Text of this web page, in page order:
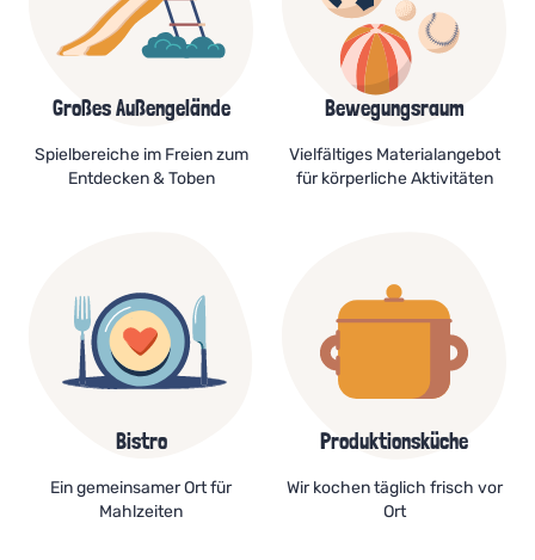
Großes Außengelände
Spielbereiche im Freien zum
Entdecken & Toben
Bewegungsraum
Vielfältiges Materialangebot
für körperliche Aktivitäten
Bistro
Ein gemeinsamer Ort für
Mahlzeiten
Produktionsküche
Wir kochen täglich frisch vor
Ort